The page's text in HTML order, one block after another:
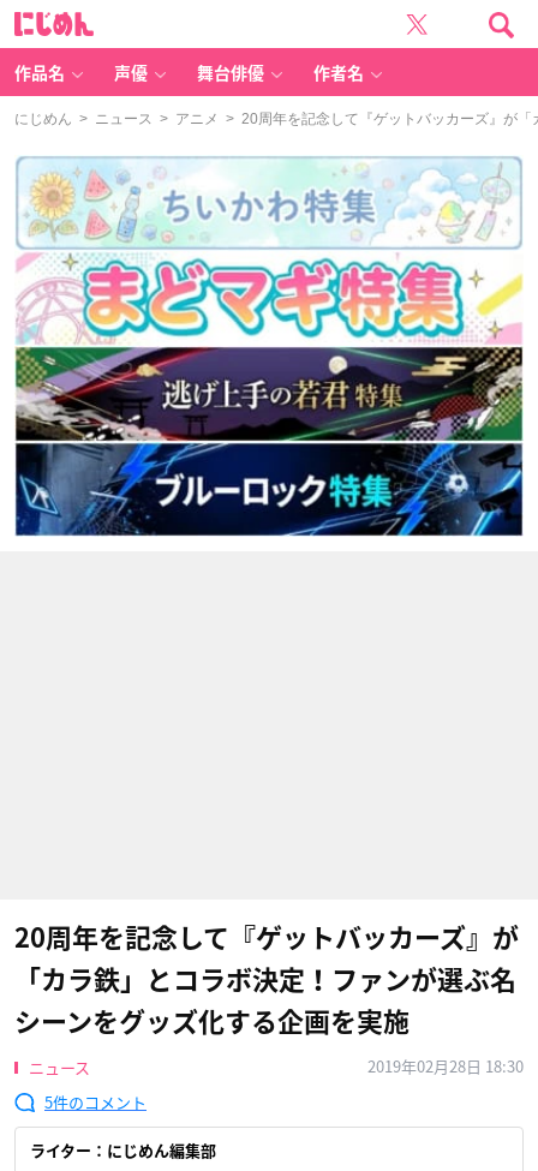
作品名 声優 舞台俳優 作者名
にじめん > ニュース > アニメ > 20周年を記念して『ゲットバッカーズ』が
20周年を記念して『ゲットバッカーズ』が
「カラ鉄」とコラボ決定！ファンが選ぶ名
シーンをグッズ化する企画を実施
ニュース
2019年02月28日 18:30
5
ライター：にじめん編集部